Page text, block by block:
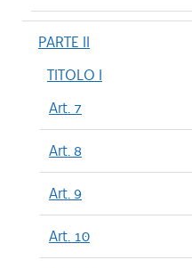
PARTE II
TITOLO I
Art. 7
Art. 8
Art. 9
Art. 10